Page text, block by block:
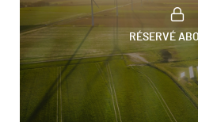
RÉSERVÉ